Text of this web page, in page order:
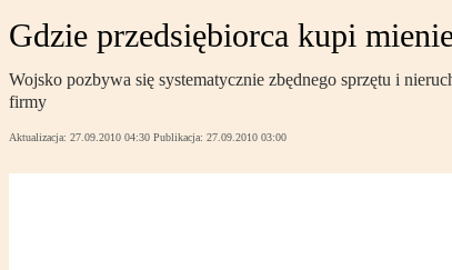
Gdzie przedsiębiorca kupi
Wojsko pozbywa się systematycznie zbędnego sprzętu i
firmy
Aktualizacja: 27.09.2010 04:30 Publikacja: 27.09.2010 03:00